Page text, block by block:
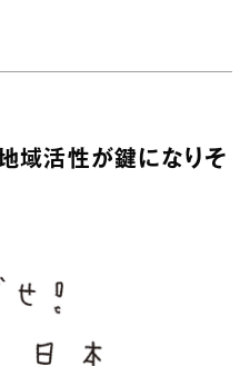
域活性が鍵になりそ